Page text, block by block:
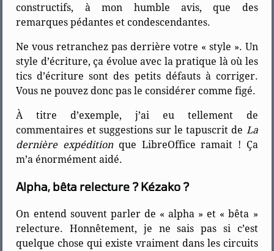
constructifs, à mon humble avis, que des
remarques pédantes et condescendantes.
Ne vous retranchez pas derrière votre « style ». Un
style d’écriture, ça évolue avec la pratique là où les
tics d’écriture sont des petits défauts à corriger.
Vous ne pouvez donc pas le considérer comme figé.
À titre d’exemple, j’ai eu tellement de
commentaires et suggestions sur le tapuscrit de La
dernière expéditionque LibreOffice ramait ! Ça
m’a énormément aidé.
Alpha, bêta relecture ? Kézako ?
On entend souvent parler de « alpha » et « bêta »
relecture. Honnêtement, je ne sais pas si c’est
quelque chose qui existe vraiment dans les circuits